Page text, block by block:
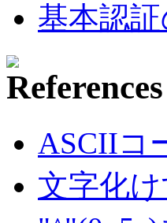
基本認
ASCIIコ
文字化